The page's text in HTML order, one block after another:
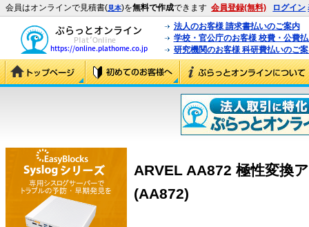
会員はオンラインで見積書(見本)を無料で作成できます 会員登録(無料) ログイン
法人のお客様 請求書払いのご案内
学校・官公庁のお客様 校費・公費
研究機関のお客様 科研費払いのご
ARVEL AA872 極性変換
(AA872)